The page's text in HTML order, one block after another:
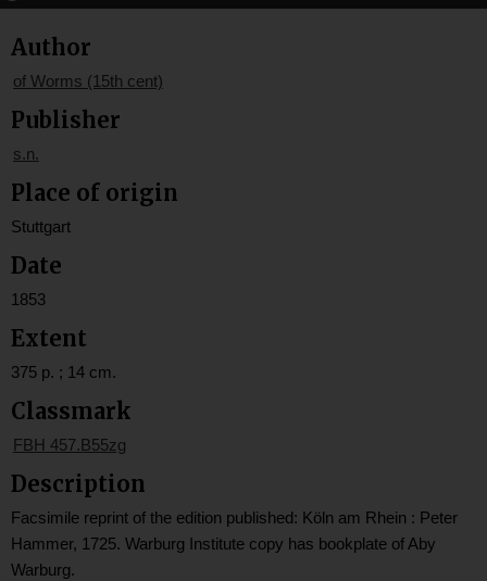
Author
of Worms (15th cent)
Publisher
s.n.
Place of origin
Stuttgart
Date
1853
Extent
375 p. ; 14 cm.
Classmark
FBH 457.B55zg
Description
Facsimile reprint of the edition published: Köln am Rhein : Peter
Hammer, 1725. Warburg Institute copy has bookplate of Aby
Warburg.